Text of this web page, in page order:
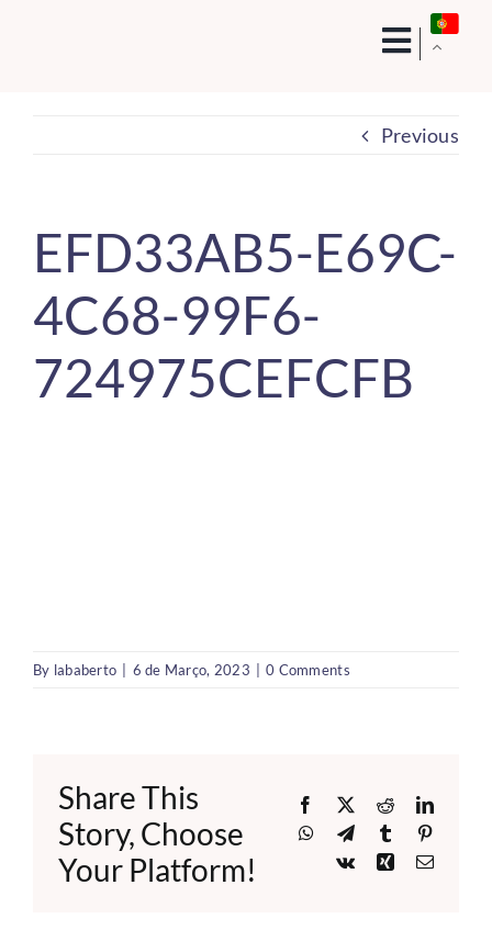
Previous
EFD33AB5-E69C-
4C68-99F6-
724975CEFCFB
By lababerto 6 de Março, 2023 0 Comments
Share This
Story, Choose
Your Platform!
Facebook
X Reddit
WhatsApp
TelegramTumblr
Vk
XingEmail